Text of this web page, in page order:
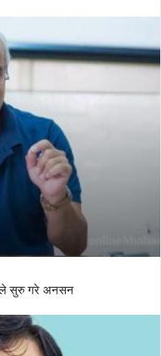
सुरु गरे अनसन